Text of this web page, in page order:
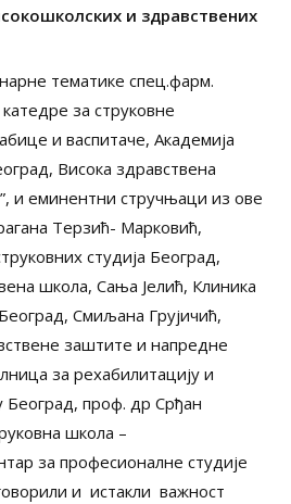
и здравствених
тематике спец.фарм.
за струковне
и васпитаче, Академија
Висока здравствена
и еминентни стручњаци из ове
Терзић- Марковић,
студија Београд,
школа, Сања Јелић, Клиника
Смиљана Грујичић,
заштите и напредне
за рехабилитацију и
Београд, проф. др Срђан
школа –
за професионалне студије
и истакли важност